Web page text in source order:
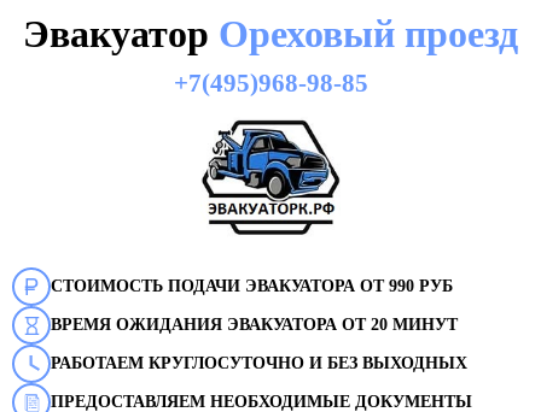
Эвакуатор Ореховый проезд
+7(495)968-98-85
СТОИМОСТЬ ПОДАЧИ ЭВАКУАТОРА ОТ 990 РУБ
ВРЕМЯ ОЖИДАНИЯ ЭВАКУАТОРА ОТ 20 МИНУТ
РАБОТАЕМ КРУГЛОСУТОЧНО И БЕЗ ВЫХОДНЫХ
ПРЕДОСТАВЛЯЕМ НЕОБХОДИМЫЕ ДОКУМЕНТЫ